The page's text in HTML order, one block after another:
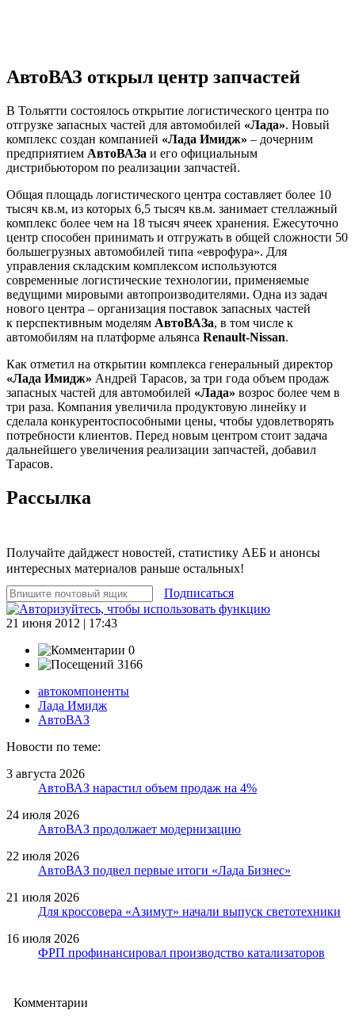
АвтоВАЗ открыл центр запчастей
В Тольятти состоялось открытие логистического центра по
отгрузке запасных частей для автомобилей «Лада». Новый
комплекс создан компанией «Лада Имидж» – дочерним
предприятием АвтоВАЗа и его официальным
дистрибьютором по реализации запчастей.
Общая площадь логистического центра составляет более 10
тысяч кв.м, из которых 6,5 тысяч кв.м. занимает стеллажный
комплекс более чем на 18 тысяч ячеек хранения. Ежесуточно
центр способен принимать и отгружать в общей сложности 50
большегрузных автомобилей типа «еврофура». Для
управления складским комплексом используются
современные логистические технологии, применяемые
ведущими мировыми автопроизводителями. Одна из задач
нового центра – организация поставок запасных частей
к перспективным моделям АвтоВАЗа, в том числе к
автомобилям на платформе альянса Renault-Nissan.
Как отметил на открытии комплекса генеральный директор
«Лада Имидж» Андрей Тарасов, за три года объем продаж
запасных частей для автомобилей «Лада» возрос более чем в
три раза. Компания увеличила продуктовую линейку и
сделала конкурентоспособными цены, чтобы удовлетворять
потребности клиентов. Перед новым центром стоит задача
дальнейшего увеличения реализации запчастей, добавил
Тарасов.
Рассылка
Получайте дайджест новостей, статистику АЕБ и анонсы
интересных материалов раньше остальных!
Подписаться
21 июня 2012 | 17:43
0
3166
автокомпоненты
Лада Имидж
АвтоВАЗ
Новости по теме:
3 августа 2026
АвтоВАЗ нарастил объем продаж на 4%
24 июля 2026
АвтоВАЗ продолжает модернизацию
22 июля 2026
АвтоВАЗ подвел первые итоги «Лада Бизнес»
21 июля 2026
Для кроссовера «Азимут» начали выпуск светотехники
16 июля 2026
ФРП профинансировал производство катализаторов
Комментарии